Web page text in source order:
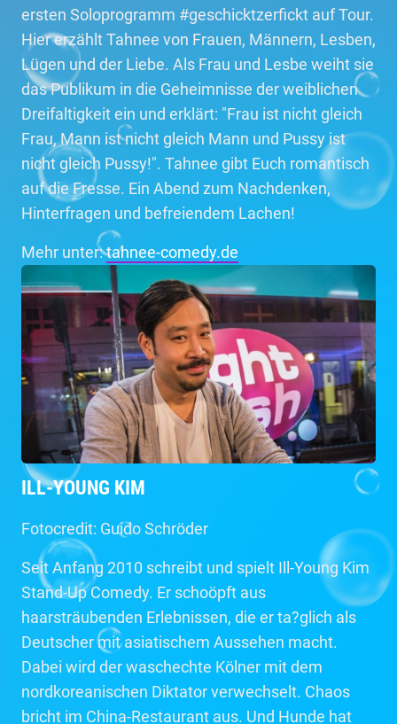
ersten Soloprogramm #geschicktzerfickt auf Tour.
Hier erzählt Tahnee von Frauen, Männern, Lesben,
Lügen und der Liebe. Als Frau und Lesbe weiht sie
das Publikum in die Geheimnisse der weiblichen
Dreifaltigkeit ein und erklärt: "Frau ist nicht gleich
Frau, Mann ist nicht gleich Mann und Pussy ist
nicht gleich Pussy!". Tahnee gibt Euch romantisch
auf die Fresse. Ein Abend zum Nachdenken,
Hinterfragen und befreiendem Lachen!
Mehr unter:tahnee-comedy.de
ILL-YOUNG KIM
Fotocredit: Guido Schröder
Seit Anfang 2010 schreibt und spielt Ill-Young Kim
Stand-Up Comedy. Er schoöpft aus
haarsträubenden Erlebnissen, die er ta?glich als
Deutscher mit asiatischem Aussehen macht.
Dabei wird der waschechte Kölner mit dem
nordkoreanischen Diktator verwechselt. Chaos
bricht im China-Restaurant aus. Und Hunde hat